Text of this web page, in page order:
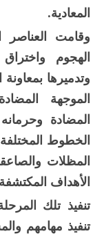
المعادية.
وقامت العناصر
الهجوم واختراق
وتدميرها بمعاونة
الموجهة
المضادة
الخطوط
المظلات والصاعقة
الأهداف المكتشفة.
تنفيذ تلك
تنفيذ مهامهم